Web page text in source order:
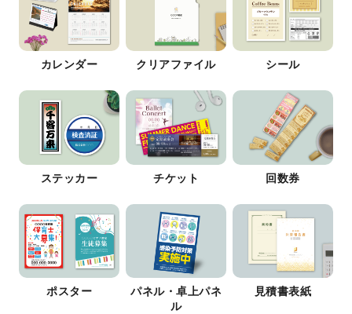
カレンダー クリアファイル シール
ステッカー チケット 回数券
ポスター
パネル・卓上パネ
ル
見積書表紙